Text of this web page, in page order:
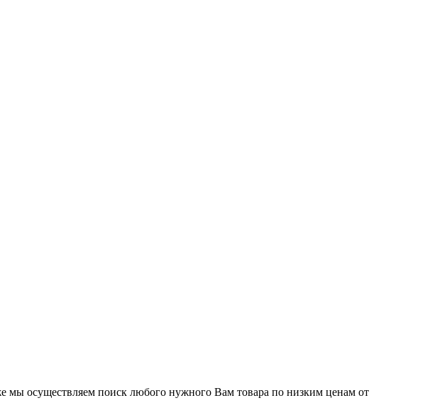
мы осуществляем поиск любого нужного Вам товара по низким ценам от